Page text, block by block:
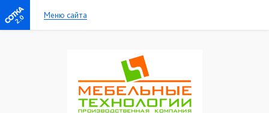
2.0 Меню сайта